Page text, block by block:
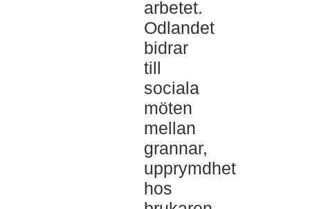
arbetet.
Odlandet
bidrar
till
sociala
möten
mellan
grannar,
upprymdhet
hos